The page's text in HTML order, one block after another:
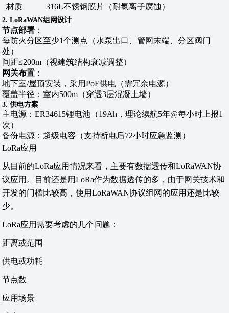
材质
316L不锈钢膜片（耐氯离子腐蚀）
2. LoRaWAN组网设计
节点部署 ‌：
每防火分区至少1个测点（水泵出口、管网末端、分区阀门
处）
间距≤200m（视建筑结构衰减调整）
网关布置 ‌：
地下室/屋顶安装，采用PoE供电（需冗余电源）
覆盖半径：室内500m（穿透3层混凝土墙）
3. 供电方案
主电源：ER34615锂电池（19Ah，理论续航5年@每小时上报1
次）
备份电源：超级电容（支持断电后72小时应急监测）
LoRa应用
从目前的LoRa应用情况来看，主要有数据透传和LoRaWAN协
议应用。目前还是用LoRa作为数据透传的多，由于网关技术和
开发的门槛比较高，使用LoRaWAN协议组网的应用还是比较
少。
LoRa应用需要考虑的几个问题：
距离或范围
供电或功耗
节点数
应用场景